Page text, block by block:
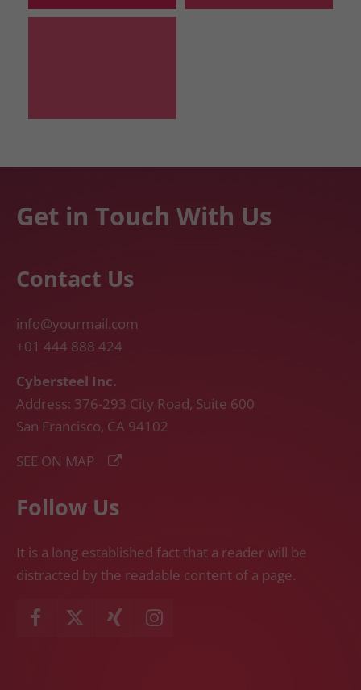
Get in Touch With Us
Contact Us
info@yourmail.com
+01 444 888 424
Cybersteel Inc.
Address: 376-293 City Road, Suite 600
San Francisco, CA 94102
SEE ON MAP
Follow Us
It is a long established fact that a reader will be
distracted by the readable content of a page.